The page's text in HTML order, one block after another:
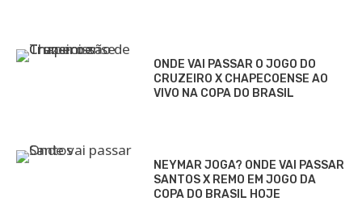
ONDE VAI PASSAR O JOGO DO
CRUZEIRO X CHAPECOENSE AO
VIVO NA COPA DO BRASIL
NEYMAR JOGA? ONDE VAI PASSAR
SANTOS X REMO EM JOGO DA
COPA DO BRASIL HOJE